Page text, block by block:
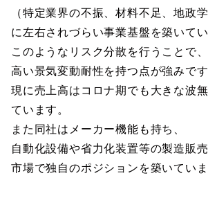
（特定業界の不振、材料不足、地政
に左右されづらい事業基盤を築いてい
このようなリスク分散を行うことで、
高い景気変動耐性を持つ点が強みです
現に売上高はコロナ期でも大きな波
ています。
また同社はメーカー機能も持ち、
自動化設備や省力化装置等の製造販売
市場で独自のポジションを築いていま